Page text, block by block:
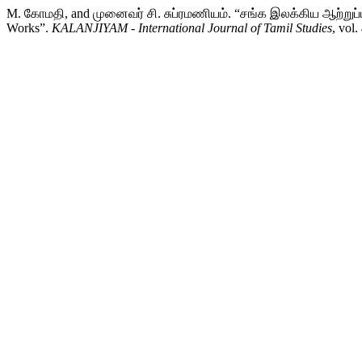
M. கோமதி, and முனைவர் சி. சுப்ரமணியம். “சங்க இலக்கிய
Works”. KALANJIYAM - International Journal of Tamil Studies, vol.